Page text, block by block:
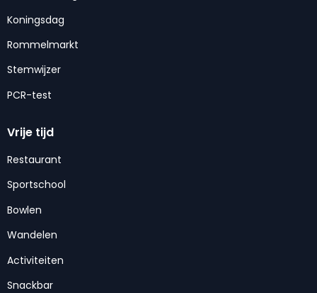
Koningsdag
Rommelmarkt
Stemwijzer
PCR-test
Vrije tijd
Restaurant
Sportschool
Bowlen
Wandelen
Activiteiten
Snackbar